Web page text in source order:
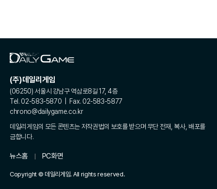
(주)데일리게임
(06250) 서울시 강남구 역삼로8길 17, 4층
Tel. 02-583-5870 | Fax. 02-583-5877
chrono@dailygame.co.kr
데일리게임의 모든 콘텐츠는 저작권법의 보호를 받으며 무단 전재, 복사, 배포를
금합니다.
뉴스홈 PC화면
Copyright © 데일리게임. All rights reserved.